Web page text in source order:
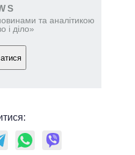
та аналітикою
і діло»